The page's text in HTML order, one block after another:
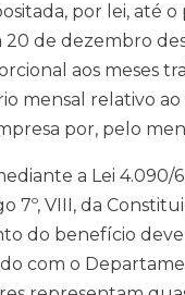
por lei, até
20 de dezembro
aos meses
mensal relativo
por, pelo
a Lei
VIII, da
do benefício
com o